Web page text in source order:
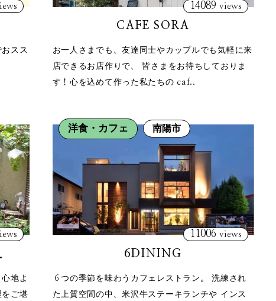
スス
14089 views
CAFE SORA
お一人さまでも、友達同士やカップルでも気軽に来
店できるお店作りで、 皆さまをお待ちしておりま
す！心を込めて作った私たちの caf..
地よ
ご堪
洋食・カフェ 南陽市
11006 views
6DINING
６つの季節を味わうカフェレストラン。 洗練され
た上質空間の中、米沢牛ステーキランチや インス